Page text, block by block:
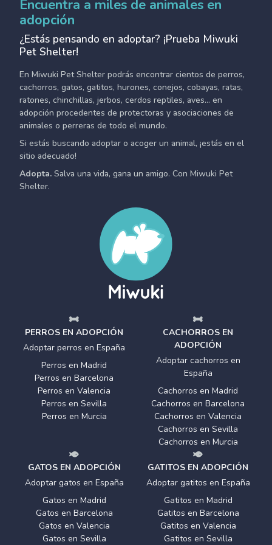
Encuentra a miles de animales en
adopción
¿Estás pensando en adoptar? ¡Prueba Miwuki
Pet Shelter!
En Miwuki Pet Shelter podrás encontrar cientos de perros,
cachorros, gatos, gatitos, hurones, conejos, cobayas, ratas,
ratones, chinchillas, jerbos, cerdos reptiles, aves... en
adopción procedentes de protectoras y asociaciones de
animales o perreras de todo el mundo.
Si estás buscando adoptar o acoger un animal, ¡estás en el
sitio adecuado!
Adopta. Salva una vida, gana un amigo. Con Miwuki Pet
Shelter.
PERROS EN ADOPCIÓN
Adoptar perros en España
Perros en Madrid
Perros en Barcelona
Perros en Valencia
Perros en Sevilla
Perros en Murcia
CACHORROS EN
ADOPCIÓN
Adoptar cachorros en
España
Cachorros en Madrid
Cachorros en Barcelona
Cachorros en Valencia
Cachorros en Sevilla
Cachorros en Murcia
GATOS EN ADOPCIÓN
Adoptar gatos en España
Gatos en Madrid
Gatos en Barcelona
Gatos en Valencia
Gatos en Sevilla
GATITOS EN ADOPCIÓN
Adoptar gatitos en España
Gatitos en Madrid
Gatitos en Barcelona
Gatitos en Valencia
Gatitos en Sevilla